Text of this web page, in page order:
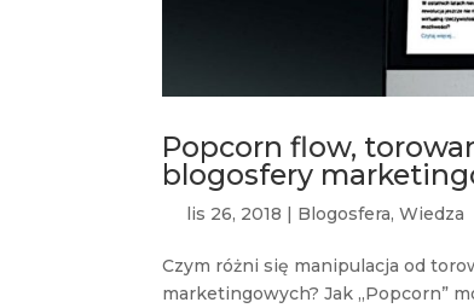
Popcorn flow,
blogosfery
lis 26, 2018 | Blogosfera,Wiedza
Czym różni się manipulacja od
marketingowych? Jak „Popcorn”